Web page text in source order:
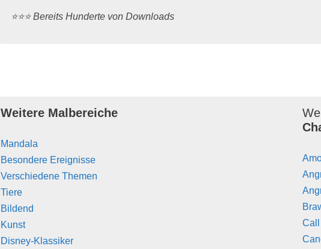
⭐️⭐️⭐️ Bereits Hunderte von Downloads
Weitere Malbereiche
Mandala
Besondere Ereignisse
Verschiedene Themen
Tiere
Bildend
Kunst
Disney-Klassiker